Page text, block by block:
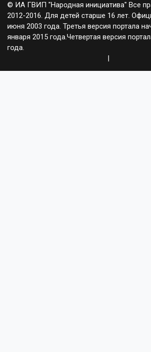
© ИА ГВИП "Народная инициатива" Все
2012-2016. Для детей старше 16 лет.
июня 2003 года. Третья версия портала
января 2015 года.Четвертая версия
года.